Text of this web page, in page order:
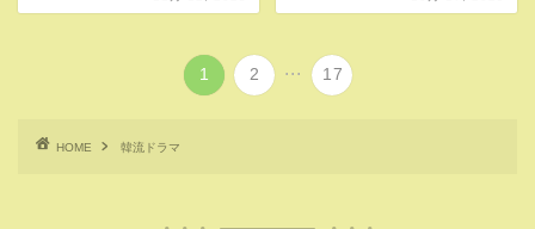
1 2 ... 17
HOME 韓流ドラマ